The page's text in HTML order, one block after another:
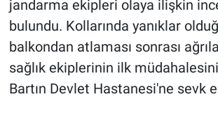
jandarma ekipleri olaya ilişkin
bulundu. Kollarında yanıklar
balkondan atlaması sonrası
sağlık ekiplerinin ilk
Bartın Devlet Hastanesi'ne sevk